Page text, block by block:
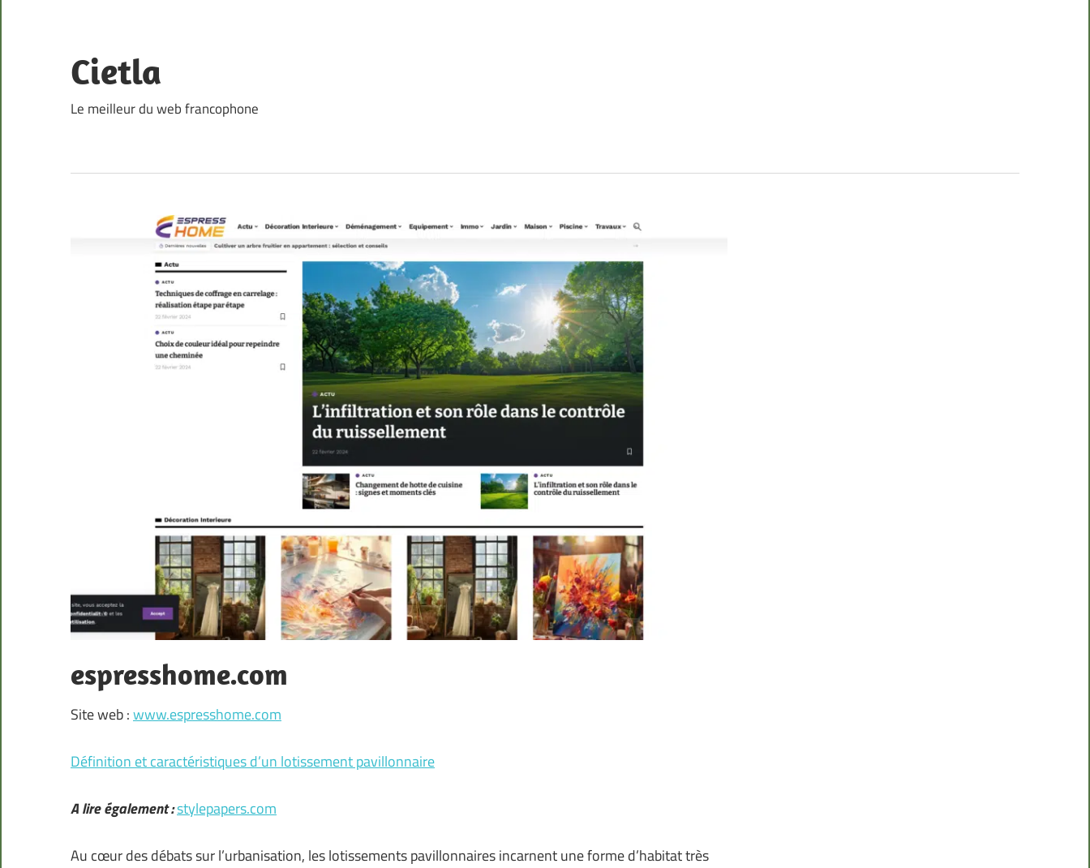
content
Cietla
Le meilleur du web francophone
espresshome.com
Site web :www.espresshome.com
Définition et caractéristiques d’un lotissement pavillonnaire
A lire également :stylepapers.com
Au cœur des débats sur l’urbanisation, les lotissements pavillonnaires incarnent une forme d’habitat très